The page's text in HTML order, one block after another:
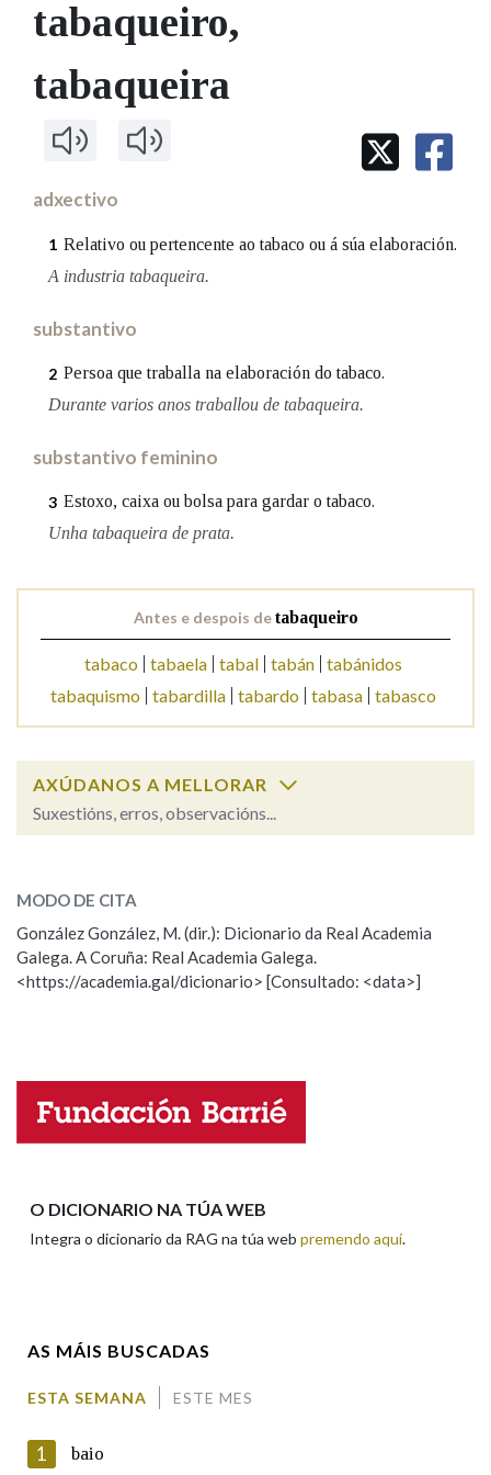
MARCIAL DEL ADALID
BAZÁN
FIGURAS HOMENAXEADAS
60 ANOS DLG
PRIMAVERA DAS LETRAS
PORTAL DAS PALABRAS
Facebook
TwitterYoutubeInstagram
Bluesky
BUSCAR NOS LEMAS
Comeza por
Remata por
Contén
BUSCAR NO CONTIDO
Nas definicións
Nos exemplos
OUTRAS OPCIÓNS DE BUSCA
Marcas gramaticais
Pertence a
tabaqueiro,
tabaqueira
adxectivo
1 Relativo ou pertencente ao tabaco ou á súa elaboración.
A industria tabaqueira.
substantivo
2 Persoa que traballa na elaboración do tabaco.
Durante varios anos traballou de tabaqueira.
substantivo feminino
3 Estoxo, caixa ou bolsa para gardar o tabaco.
Unha tabaqueira de prata.
Antes e despois detabaqueiro
tabaco tabaela tabal tabán
tabánidos
tabaquismo
tabardilla tabardo tabasa tabasco
AXÚDANOS A MELLORAR
Suxestións, erros, observacións...
ESCOLLE UNHA OPCIÓN:
Observación Hai un erro na palabra
Propoño mellorar a definición
Nome
MODO DE CITA
González González, M. (dir.): Dicionario da Real Academia
Galega. A Coruña: Real Academia Galega.
<https://academia.gal/dicionario> [Consultado: <data>]
O DICIONARIO NA TÚA WEB
Integra o dicionario da RAG na túa web premendo aquí.
AS MÁIS BUSCADAS
ESTA SEMANA ESTE MES
1 baio